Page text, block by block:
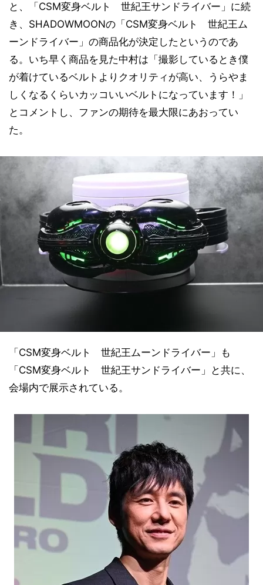
と、「CSM変身ベルト 世紀王サンドライバー」に続
き、SHADOWMOONの「CSM変身ベルト 世紀王ム
ーンドライバー」の商品化が決定したというのであ
る。いち早く商品を見た中村は「撮影しているとき僕
が着けているベルトよりクオリティが高い、うらやま
しくなるくらいカッコいいベルトになっています！」
とコメントし、ファンの期待を最大限にあおってい
た。
「CSM変身ベルト 世紀王ムーンドライバー」も
「CSM変身ベルト 世紀王サンドライバー」と共に、
会場内で展示されている。